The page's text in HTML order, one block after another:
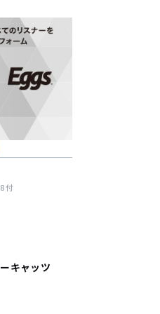
付
キャッツ